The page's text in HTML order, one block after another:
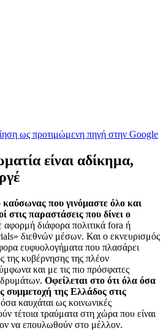
ως προτιμώμενη πηγή στην Google
είναι αδίκημα,
που γινόμαστε όλο και
στις παραστάσεις που δίνει ο
αφορμή διάφορα πολιτικά fora ή
διεθνών μέσων. Και ο εκνευρισμός
ευφυολογήματα που πλασάρει
της κυβέρνησης της πλέον
και με τις πιο πρόσφατες
Οφείλεται στο ότι όλα όσα
συμμετοχή της Ελλάδος στις
καυχάται ως κοινωνικές
τέτοια τραύματα στη χώρα που είναι
να επουλωθούν στο μέλλον.